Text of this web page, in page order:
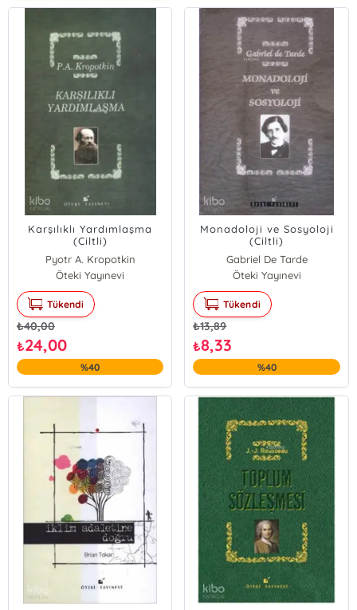
Karşılıklı Yardımlaşma
(Ciltli)
Pyotr A. Kropotkin
Öteki Yayınevi
Tükendi
₺40,00
₺24,00
%40
Monadoloji ve Sosyoloji
(Ciltli)
Gabriel De Tarde
Öteki Yayınevi
Tükendi
₺13,89
₺8,33
%40